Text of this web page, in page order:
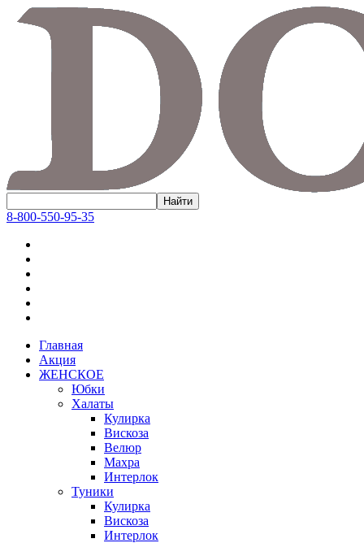
8-800-550-95-35
Главная
Акция
ЖЕНСКОЕ
Юбки
Халаты
Кулирка
Вискоза
Велюр
Махра
Интерлок
Туники
Кулирка
Вискоза
Интерлок